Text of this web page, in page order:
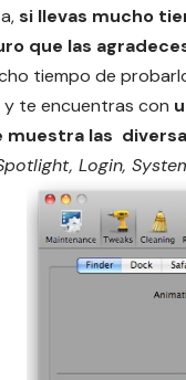
si llevas mucho
que las
tiempo de
y te encuentras con
muestra las
Login,